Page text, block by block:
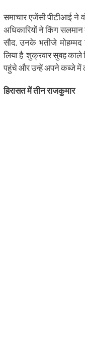
समाचार एजेंसी पीटीआई ने
अधिकारियों ने किंग
सौद, उनके भतीजे मोहम्मद
लिया है. शुक्रवार सुबह काले
पहुंचे और उन्हें अपने कब्जे में
हिरासत में तीन राजकुमार